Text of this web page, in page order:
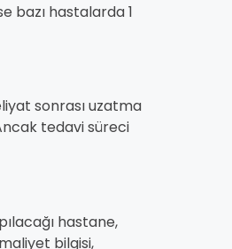
bazı hastalarda 1
sonrası uzatma
tedavi süreci
hastane,
bilgisi,